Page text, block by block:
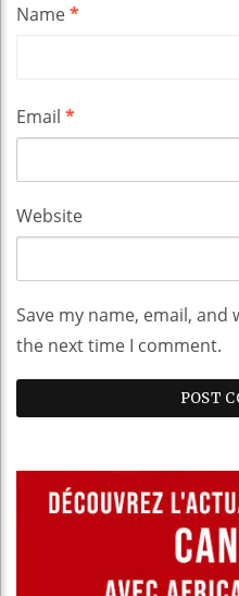
Name*
Email *
Website
Save my name, email,
the next time I comment.